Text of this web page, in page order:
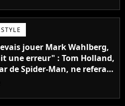
jouer Mark Wahlberg,
une erreur" : Tom Holland,
de Spider-Man, ne referait
blockbuster